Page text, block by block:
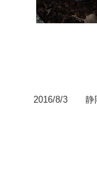
2016/8/3 静